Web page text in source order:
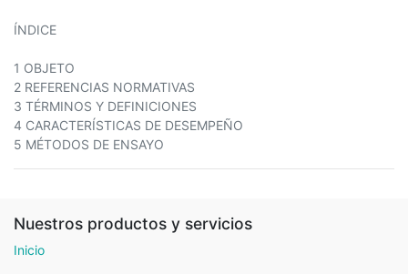
ÍNDICE
1 OBJETO
2 REFERENCIAS NORMATIVAS
3 TÉRMINOS Y DEFINICIONES
4 CARACTERÍSTICAS DE DESEMPEÑO
5 MÉTODOS DE ENSAYO
Nuestros productos y servicios
Inicio